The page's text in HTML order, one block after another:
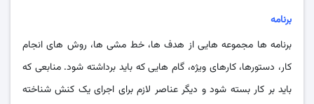
برنامه‌
برنامه ها مجموعه هایی از هدف ها، خط مشی ها، روش های انجام
کار، دستورها، کارهای ویژه، گام هایی که باید برداشته شود. منابعی که
باید بر کار بسته شود و دیگر عناصر لازم برای اجرای یک کنش شناخته